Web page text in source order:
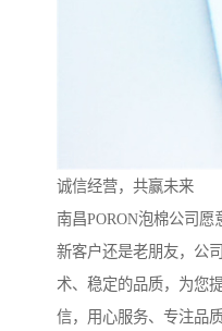
诚信经营，共赢未来
南昌PORON泡棉公司
新客户还是老朋友，公
术、稳定的品质，为您
信，用心服务、专注品